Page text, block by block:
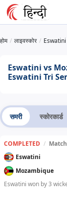
होम लाइवस्कोर
Eswatini vs
Eswatini Tri
समरी स्कोरकार्ड
COMPLETED /
Eswatini
Mozambique
Eswatini won by 3